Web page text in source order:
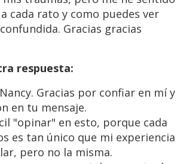
cada rato y como puedes ver
Gracias gracias
respuesta:
Gracias por confiar en mí y
en tu mensaje.
"opinar" en esto, porque cada
es tan único que mi experiencia
pero no la misma.